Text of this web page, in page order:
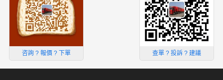
咨詢 ? 報價 ? 下單 查單 ? 投訴 ? 建議